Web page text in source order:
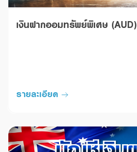
เงินฝากออมทรัพย์พิเศษ (AUD)
รายละเอียด